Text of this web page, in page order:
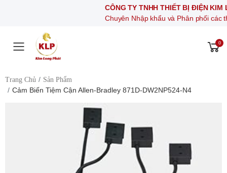
CÔNG TY TNHH THIẾT BỊ ĐIỆN KIM LONG
Chuyên Nhập khẩu và Phân phối các thiết bị
Toggle mobile menu
0
Trang Chủ Sản Phẩm
Cảm Biến Tiệm Cận Allen-Bradley 871D-DW2NP524-N4